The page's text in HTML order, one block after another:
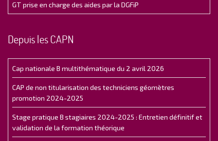
GT prise en charge des aides par la DGFiP
Depuis les CAPN
Cap nationale B multithématique du 2 avril 2026
CAP de non titularisation des techniciens géomètres
promotion 2024-2025
Stage pratique B stagiaires 2024-2025 : Entretien définitif et
validation de la formation théorique